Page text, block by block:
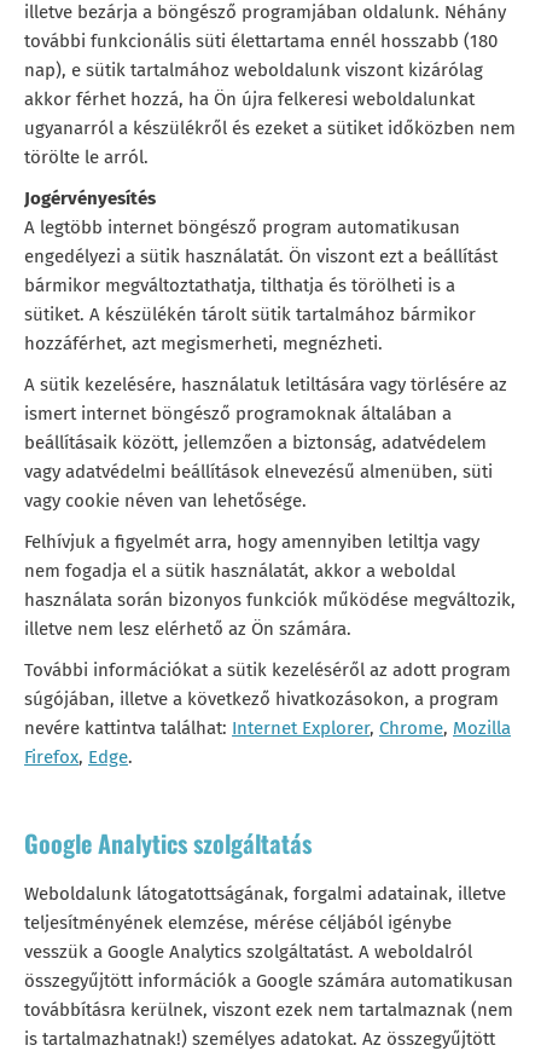
illetve bezárja a böngésző programjában oldalunk. Néhány
további funkcionális süti élettartama ennél hosszabb (180
nap), e sütik tartalmához weboldalunk viszont kizárólag
akkor férhet hozzá, ha Ön újra felkeresi weboldalunkat
ugyanarról a készülékről és ezeket a sütiket időközben nem
törölte le arról.
Jogérvényesítés
A legtöbb internet böngésző program automatikusan
engedélyezi a sütik használatát. Ön viszont ezt a beállítást
bármikor megváltoztathatja, tilthatja és törölheti is a
sütiket. A készülékén tárolt sütik tartalmához bármikor
hozzáférhet, azt megismerheti, megnézheti.
A sütik kezelésére, használatuk letiltására vagy törlésére az
ismert internet böngésző programoknak általában a
beállításaik között, jellemzően a biztonság, adatvédelem
vagy adatvédelmi beállítások elnevezésű almenüben, süti
vagy cookie néven van lehetősége.
Felhívjuk a figyelmét arra, hogy amennyiben letiltja vagy
nem fogadja el a sütik használatát, akkor a weboldal
használata során bizonyos funkciók működése megváltozik,
illetve nem lesz elérhető az Ön számára.
További információkat a sütik kezeléséről az adott program
súgójában, illetve a következő hivatkozásokon, a program
nevére kattintva találhat: Internet Explorer, Chrome, Mozilla
Firefox, Edge.
Google Analytics szolgáltatás
Weboldalunk látogatottságának, forgalmi adatainak, illetve
teljesítményének elemzése, mérése céljából igénybe
vesszük a Google Analytics szolgáltatást. A weboldalról
összegyűjtött információk a Google számára automatikusan
továbbításra kerülnek, viszont ezek nem tartalmaznak (nem
is tartalmazhatnak!) személyes adatokat. Az összegyűjtött